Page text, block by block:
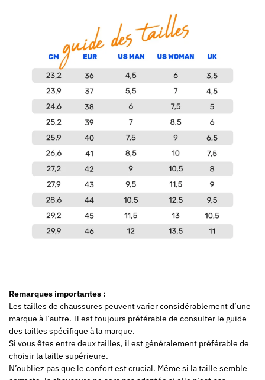
Remarques importantes :
Les tailles de chaussures peuvent varier considérablement d’une
marque à l’autre. Il est toujours préférable de consulter le guide
des tailles spécifique à la marque.
Si vous êtes entre deux tailles, il est généralement préférable de
choisir la taille supérieure.
N’oubliez pas que le confort est crucial. Même si la taille semble